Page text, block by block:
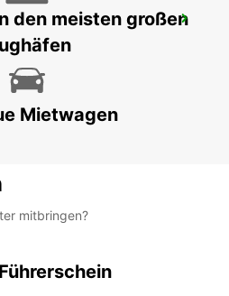
den meisten großen
Mietwagen
mitbringen?